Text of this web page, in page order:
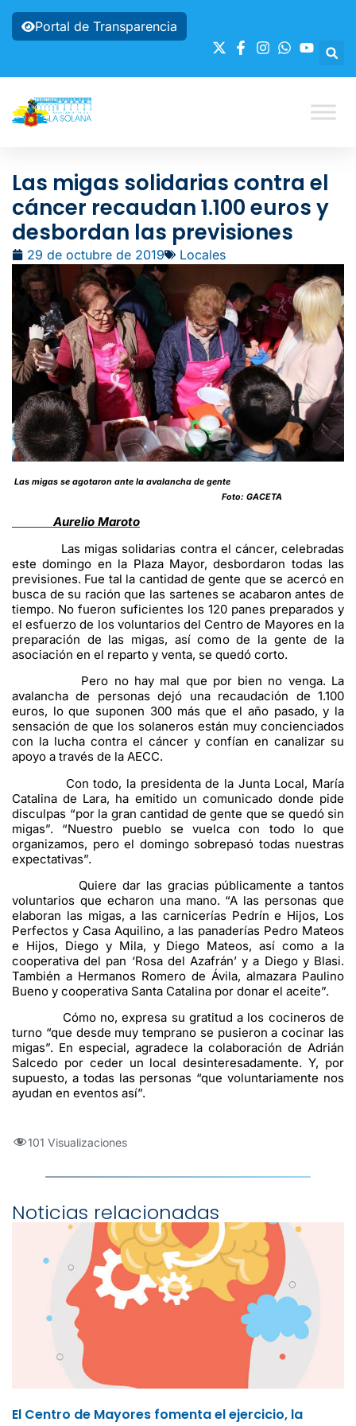
Portal de Transparencia
Las migas solidarias contra el
cáncer recaudan 1.100 euros y
desbordan las previsiones
29 de octubre de 2019 Locales
Las migas se agotaron ante la avalancha de gente
Foto: GACETA
Aurelio Maroto
Las migas solidarias contra el cáncer, celebradas
este domingo en la Plaza Mayor, desbordaron todas las
previsiones. Fue tal la cantidad de gente que se acercó en
busca de su ración que las sartenes se acabaron antes de
tiempo. No fueron suficientes los 120 panes preparados y
el esfuerzo de los voluntarios del Centro de Mayores en la
preparación de las migas, así como de la gente de la
asociación en el reparto y venta, se quedó corto.
Pero no hay mal que por bien no venga. La
avalancha de personas dejó una recaudación de 1.100
euros, lo que suponen 300 más que el año pasado, y la
sensación de que los solaneros están muy concienciados
con la lucha contra el cáncer y confían en canalizar su
apoyo a través de la AECC.
Con todo, la presidenta de la Junta Local, María
Catalina de Lara, ha emitido un comunicado donde pide
disculpas “por la gran cantidad de gente que se quedó sin
migas”. “Nuestro pueblo se vuelca con todo lo que
organizamos, pero el domingo sobrepasó todas nuestras
expectativas”.
Quiere dar las gracias públicamente a tantos
voluntarios que echaron una mano. “A las personas que
elaboran las migas, a las carnicerías Pedrín e Hijos, Los
Perfectos y Casa Aquilino, a las panaderías Pedro Mateos
e Hijos, Diego y Mila, y Diego Mateos, así como a la
cooperativa del pan ‘Rosa del Azafrán’ y a Diego y Blasi.
También a Hermanos Romero de Ávila, almazara Paulino
Bueno y cooperativa Santa Catalina por donar el aceite”.
Cómo no, expresa su gratitud a los cocineros de
turno “que desde muy temprano se pusieron a cocinar las
migas”. En especial, agradece la colaboración de Adrián
Salcedo por ceder un local desinteresadamente. Y, por
supuesto, a todas las personas “que voluntariamente nos
ayudan en eventos así”.
101 Visualizaciones
Noticias relacionadas
El Centro de Mayores fomenta el ejercicio, la